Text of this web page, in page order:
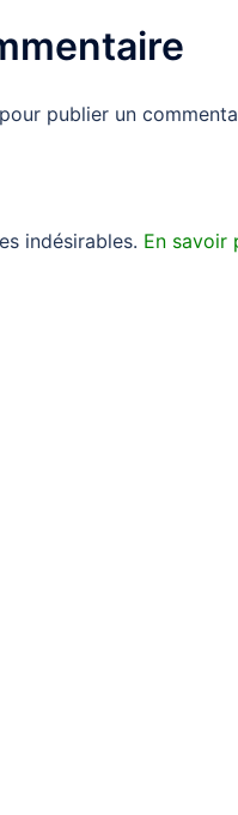
pour publier un
indésirables. En savoir